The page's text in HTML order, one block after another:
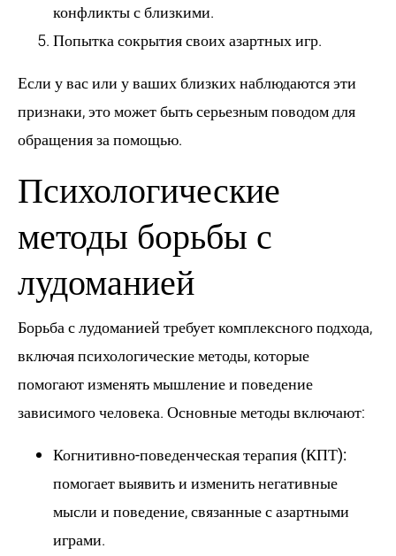
конфликты с близкими.
Попытка сокрытия своих азартных игр.
Если у вас или у ваших близких наблюдаются эти
признаки, это может быть серьезным поводом для
обращения за помощью.
Психологические
методы борьбы с
лудоманией
Борьба с лудоманией требует комплексного подхода,
включая психологические методы, которые
помогают изменять мышление и поведение
зависимого человека. Основные методы включают:
Когнитивно-поведенческая терапия (КПТ):
помогает выявить и изменить негативные
мысли и поведение, связанные с азартными
играми.